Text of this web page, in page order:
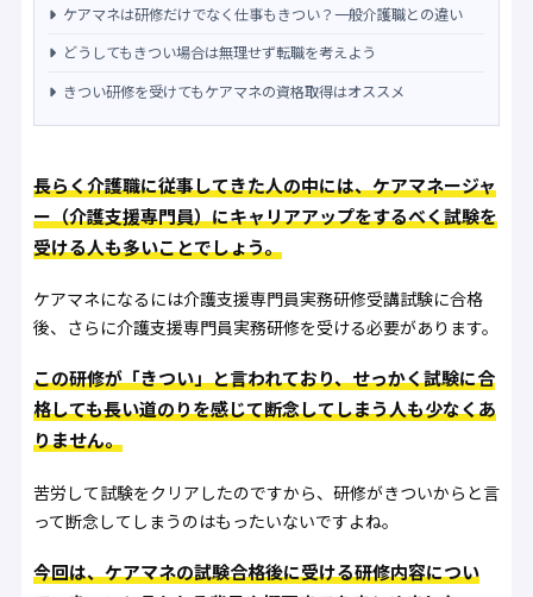
ケアマネは研修だけでなく仕事もきつい？一般介護職との違い
どうしてもきつい場合は無理せず転職を考えよう
きつい研修を受けてもケアマネの資格取得はオススメ
長らく介護職に従事してきた人の中には、ケアマネージャ
ー（介護支援専門員）にキャリアアップをするべく試験を
受ける人も多いことでしょう。
ケアマネになるには介護支援専門員実務研修受講試験に合格
後、さらに介護支援専門員実務研修を受ける必要があります。
この研修が「きつい」と言われており、せっかく試験に合
格しても長い道のりを感じて断念してしまう人も少なくあ
りません。
苦労して試験をクリアしたのですから、研修がきついからと言
って断念してしまうのはもったいないですよね。
今回は、ケアマネの試験合格後に受ける研修内容につい